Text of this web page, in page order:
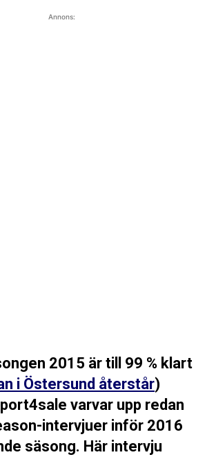
Annons:
2015 är till 99 % klart
i Östersund återstår)
varvar upp redan
intervjuer inför 2016
säsong. Här intervju